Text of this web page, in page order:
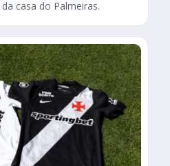
casa do Palmeiras.